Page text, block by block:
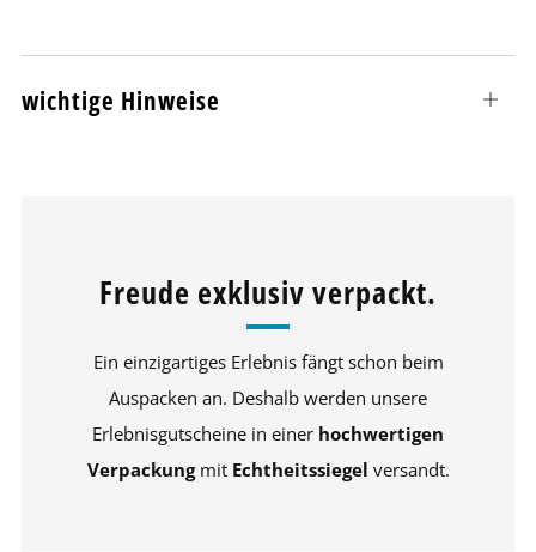
wichtige Hinweise
Open
Freude exklusiv verpackt.
Ein einzigartiges Erlebnis fängt schon beim
Auspacken an. Deshalb werden unsere
Erlebnisgutscheine in einer hochwertigen
Verpackungmit Echtheitssiegel versandt.